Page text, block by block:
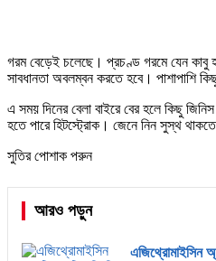
গরম বেড়েই চলেছে। প্রচণ্ড গরমে যেন কাবু
সাবধানতা অবলম্বন করতে হবে। পাশাপাশি
এ সময় দিনের বেলা বাইরে বের হলে কিছু
হতে পারে হিটস্ট্রোক। জেনে নিন সুস্থ
সুতির পোশাক পরুন
আরও পড়ুন
এজিথ্রোমাইসিন